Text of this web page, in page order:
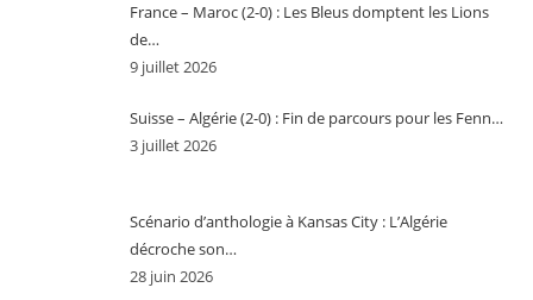
France – Maroc (2-0) : Les Bleus domptent les Lions
de…
9 juillet 2026
Suisse – Algérie (2-0) : Fin de parcours pour les Fenn…
3 juillet 2026
Scénario d’anthologie à Kansas City : L’Algérie
décroche son…
28 juin 2026